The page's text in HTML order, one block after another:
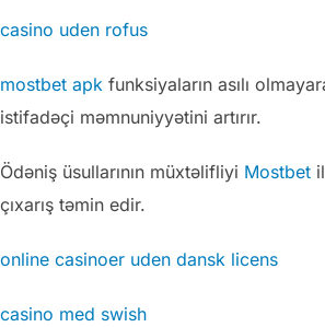
casino uden rofus
mostbet apk funksiyaların asılı
istifadəçi məmnuniyyətini artırır.
Ödəniş üsullarının müxtəlifliyi Mostbet
çıxarış təmin edir.
online casinoer uden dansk licens
casino med swish